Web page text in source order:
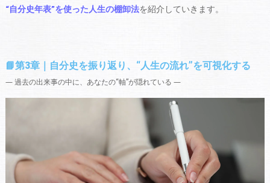
“自分史年表”を使った人生の棚卸法を紹介していきます。
📘第3章｜自分史を振り返り、“人生の流れ”を可視化する
― 過去の出来事の中に、あなたの“軸”が隠れている ―